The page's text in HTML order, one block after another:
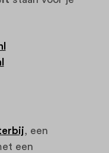
, een
een